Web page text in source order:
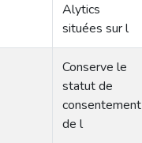
Alytics
situées sur l
Conserve le
statut de
consentement
de l